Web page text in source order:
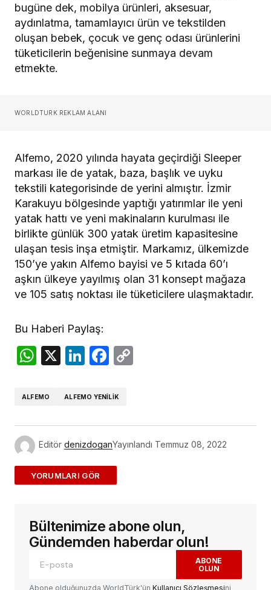
bugüne dek, mobilya ürünleri, aksesuar,
aydınlatma, tamamlayıcı ürün ve tekstilden
oluşan bebek, çocuk ve genç odası ürünlerini
tüketicilerin beğenisine sunmaya devam
etmekte.
WORLDTURK REKLAM ALANI
Alfemo, 2020 yılında hayata geçirdiği Sleeper
markası ile de yatak, baza, başlık ve uyku
tekstili kategorisinde de yerini almıştır. İzmir
Karakuyu bölgesinde yaptığı yatırımlar ile yeni
yatak hattı ve yeni makinaların kurulması ile
birlikte günlük 300 yatak üretim kapasitesine
ulaşan tesis inşa etmiştir. Markamız, ülkemizde
150’ye yakın Alfemo bayisi ve 5 kıtada 60’ı
aşkın ülkeye yayılmış olan 31 konsept mağaza
ve 105 satış noktası ile tüketicilere ulaşmaktadır.
Bu Haberi Paylaş:
WhatsApp
X LinkedIn
Facebook
ALFEMO ALFEMO YENILIK
Editör denizdoganYayınlandı Temmuz 08, 2022
ADD A COMMENT
E-posta adresiniz yayınlanmayacak.
alanlar*ile işaretlenmişlerdir
Yorum
Bültenimize abone olun,
Gündemden haberdar olun!
ABONE
OLUN
Abone olduğunuzda WorldTürk'ün Kullanıcı Sözleşmesini